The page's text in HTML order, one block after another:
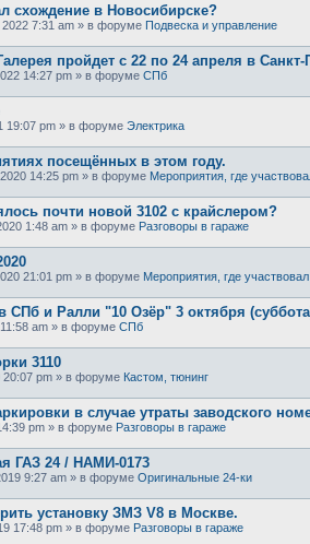
схождение в Новосибирске?
7:31 am » в форуме Подвеска и управление
пройдет с 22 по 24 апреля в Санкт-
14:27 pm » в форуме СПб
19:07 pm » в форуме Электрика
посещённых в этом году.
14:25 pm » в форуме Мероприятия, где
почти новой 3102 с крайслером?
1:48 am » в форуме Разговоры в гараже
21:01 pm » в форуме Мероприятия, где
СПб и Ралли "10 Озёр" 3 октября
am » в форуме СПб
3110
pm » в форуме Кастом, тюнинг
в случае утраты заводского
pm » в форуме Разговоры в гараже
ГАЗ 24 / НАМИ-0173
9:27 am » в форуме Оригинальные 24-ки
установку ЗМЗ V8 в Москве.
17:48 pm » в форуме Разговоры в гараже